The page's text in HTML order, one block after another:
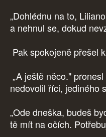
„Dohlédnu na to,
a nehnul se, dokud
Pak spokojeně přešel
„A ještě něco."
nedovolil říci, jediného
„Ode dneška, budeš
tě mít na očích.